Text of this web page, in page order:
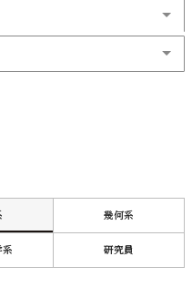
幾何系
系 研究員